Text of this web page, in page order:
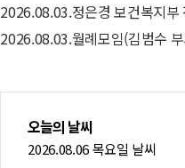
2026.08.03.월례모임(김범수
오늘의 날씨
2026.08.06 목요일 날씨